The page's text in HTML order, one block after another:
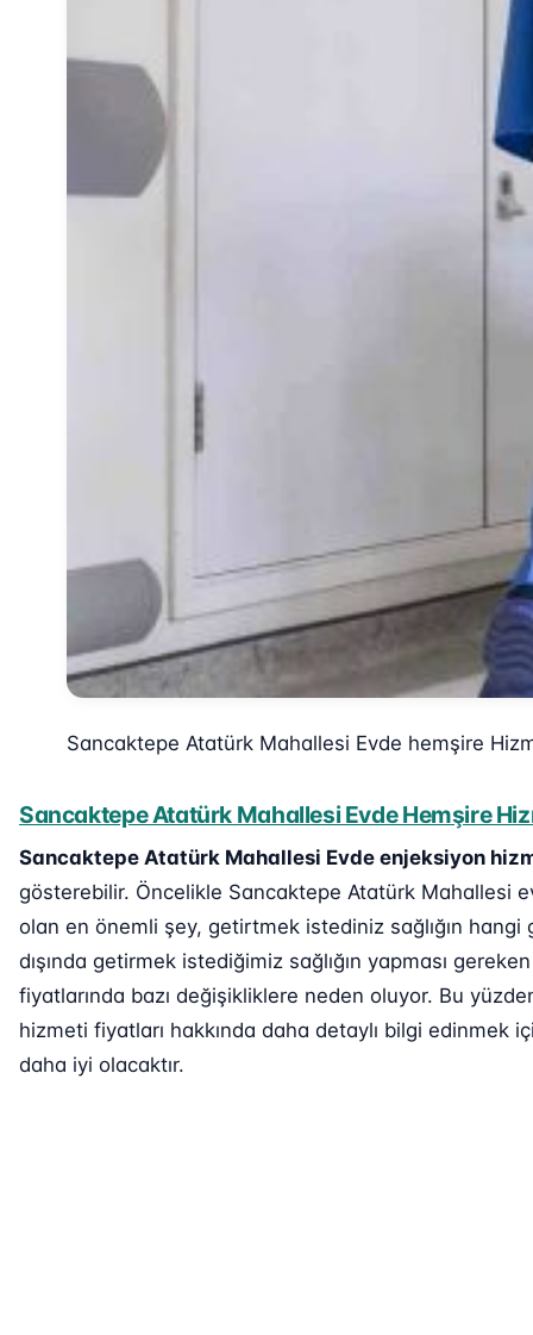
Sancaktepe Atatürk Mahallesi Evde hemşire
Sancaktepe Atatürk Mahallesi Evde Hemşire
Sancaktepe Atatürk Mahallesi Evde enjeksiyon
gösterebilir. Öncelikle Sancaktepe Atatürk Mahallesi
olan en önemli şey, getirtmek istediniz sağlığın
dışında getirmek istediğimiz sağlığın yapması
fiyatlarında bazı değişikliklere neden oluyor. Bu
hizmeti fiyatları hakkında daha detaylı bilgi edinmek
daha iyi olacaktır.